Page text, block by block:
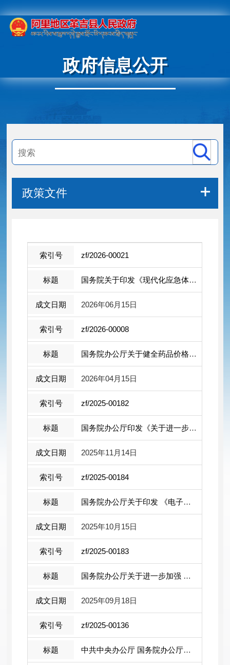
政府信息公开
政策文件
zf/2026-00021
国务院关于印发《现代化应急体系建设 ...
2026年06月15日
zf/2026-00008
国务院办公厅关于健全药品价格形成机制 ...
2026年04月15日
zf/2025-00182
国务院办公厅印发《关于进一步 促进民 ...
2025年11月14日
zf/2025-00184
国务院办公厅关于印发 《电子印章管理 ...
2025年10月15日
zf/2025-00183
国务院办公厅关于进一步加强 旅游市场 ...
2025年09月18日
zf/2025-00136
中共中央办公厅 国务院办公厅印发《整治...